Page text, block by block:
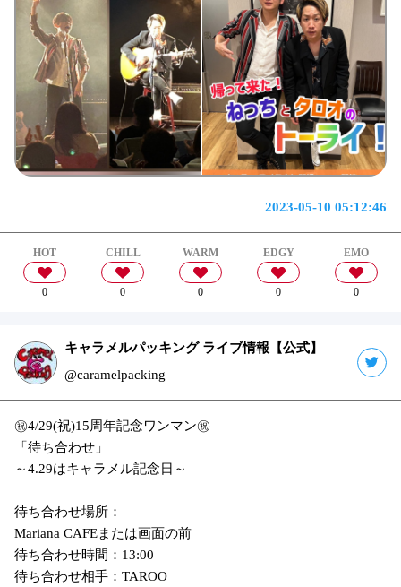
2023-05-10 05:12:46
HOT
0
CHILL
0
WARM
0
EDGY
0
EMO
0
キャラメルパッキング ライブ情報【公式】
@caramelpacking
㊗️4/29(祝)15周年記念ワンマン㊗️
「待ち合わせ」
～4.29はキャラメル記念日～
待ち合わせ場所：
Mariana CAFEまたは画面の前
待ち合わせ時間：13:00
待ち合わせ相手：TAROO